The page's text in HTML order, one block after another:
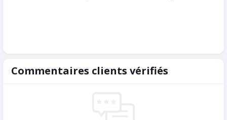
Commentaires clients vérifiés